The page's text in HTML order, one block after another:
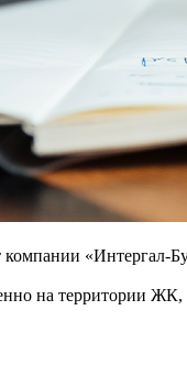
на территории